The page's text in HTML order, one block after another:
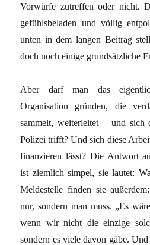
Vorwürfe zutreffen oder nicht.
gefühlsbeladen und völlig
unten in dem langen Beitrag
doch noch einige grundsätzliche
Aber darf man das
Organisation gründen, die
sammelt, weiterleitet – und sich
Polizei trifft? Und sich diese
finanzieren lässt? Die Antwort
ist ziemlich simpel, sie lautet:
Meldestelle finden sie
nur, sondern man muss. „Es
wenn wir nicht die einzige
sondern es viele davon gäbe.